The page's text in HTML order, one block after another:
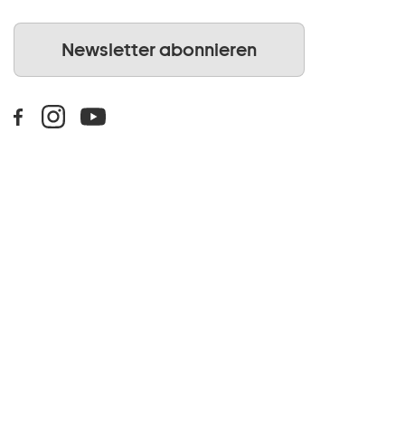
Newsletter abonnieren